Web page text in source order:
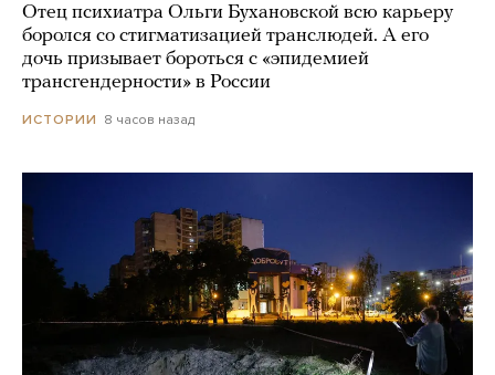
Отец психиатра Ольги Бухановской всю карьеру
боролся со стигматизацией транслюдей. А его
дочь призывает бороться с «эпидемией
трансгендерности» в России
ИСТОРИИ 8 часов назад